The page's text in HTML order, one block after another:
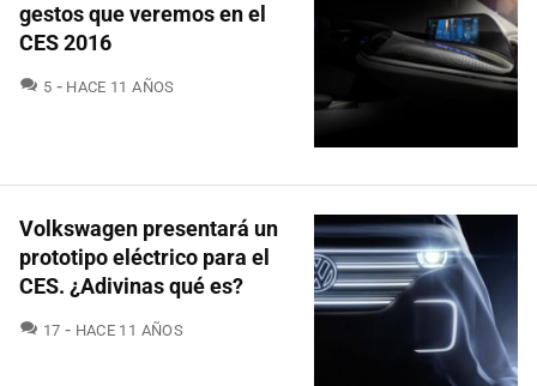
gestos que veremos en el
CES 2016
5 COMENTARIOS
HACE 11 AÑOS
Volkswagen presentará un
prototipo eléctrico para el
CES. ¿Adivinas qué es?
17 COMENTARIOS
HACE 11 AÑOS